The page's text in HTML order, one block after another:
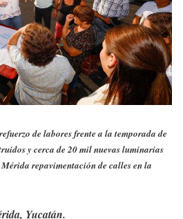
de labores frente a la temporada de
y cerca de 20 mil nuevas luminarias
repavimentación de calles en la
Yucatán.